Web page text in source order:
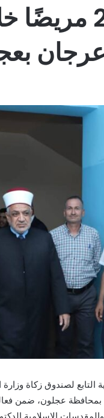
معالجة 289
لصندوق زكاة
عجلون، ضمن